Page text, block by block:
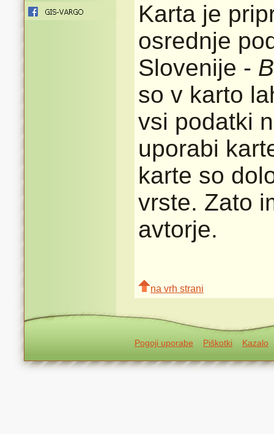
Karta je
osrednje
Slovenije -
so v karto
vsi podatki
uporabi
karte so
vrste. Zato
avtorje.
na vrh strani
Pogoji uporabe Piškotki Kazalo